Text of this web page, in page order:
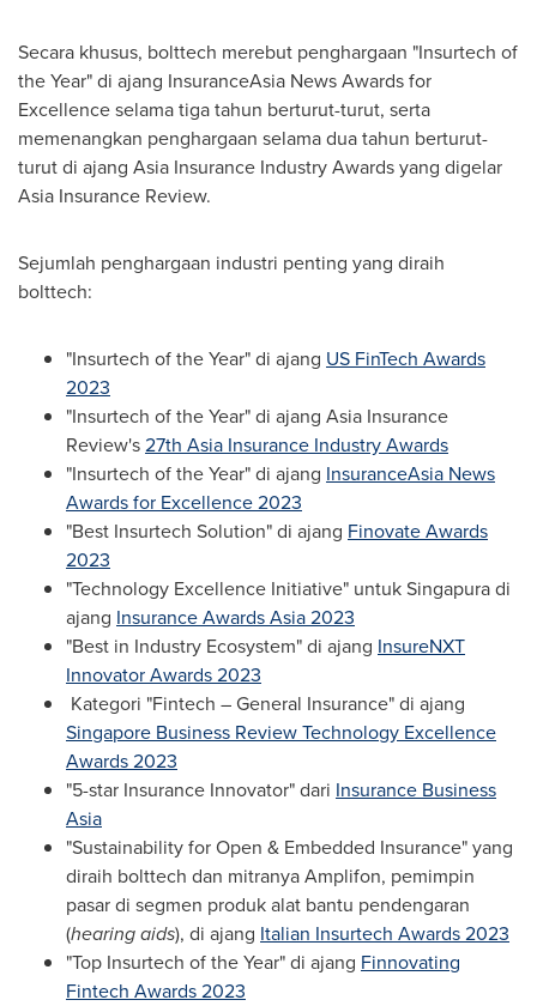
Secara khusus, bolttech merebut penghargaan "Insurtech of
the Year" di ajang InsuranceAsia News Awards for
Excellence selama tiga tahun berturut-turut, serta
memenangkan penghargaan selama dua tahun berturut-
turut di ajang Asia Insurance Industry Awards yang digelar
Asia Insurance Review.
Sejumlah penghargaan industri penting yang diraih
bolttech:
"Insurtech of the Year" di ajang US FinTech Awards
2023
"Insurtech of the Year" di ajang Asia Insurance
Review's27th Asia Insurance Industry Awards
"Insurtech of the Year" di ajang InsuranceAsia News
Awards for Excellence 2023
"Best Insurtech Solution" di ajang Finovate Awards
2023
"Technology Excellence Initiative" untuk Singapura di
ajang Insurance Awards Asia 2023
"Best in Industry Ecosystem" di ajang InsureNXT
Innovator Awards 2023
Kategori "Fintech – General Insurance" di ajang
Singapore Business Review Technology Excellence
Awards 2023
"5-star Insurance Innovator" dari Insurance Business
Asia
"Sustainability for Open & Embedded Insurance" yang
diraih bolttech dan mitranya Amplifon, pemimpin
pasar di segmen produk alat bantu pendengaran
(hearing aids), di ajang Italian Insurtech Awards 2023
"Top Insurtech of the Year" di ajang Finnovating
Fintech Awards 2023